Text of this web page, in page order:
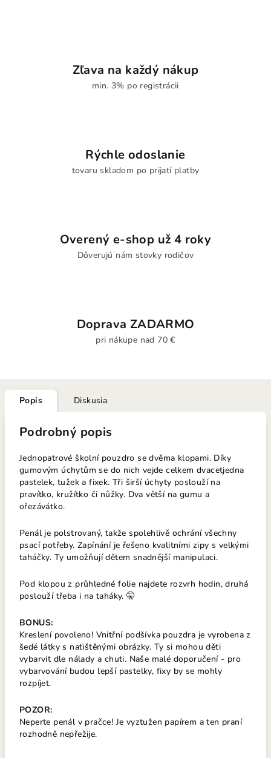
Zľava na každý nákup
min. 3% po registrácii
Rýchle odoslanie
tovaru skladom po prijatí platby
Overený e-shop už 4 roky
Dôverujú nám stovky rodičov
Doprava ZADARMO
pri nákupe nad 70 €
Popis Diskusia
Podrobný popis
Jednopatrové školní pouzdro se dvěma klopami. Díky
gumovým úchytům se do nich vejde celkem dvacetjedna
pastelek, tužek a fixek. Tři širší úchyty poslouží na
pravítko, kružítko či nůžky. Dva větší na gumu a
ořezávátko.
Penál je polstrovaný, takže spolehlivě ochrání všechny
psací potřeby. Zapínání je řešeno kvalitními zipy s velkými
taháčky. Ty umožňují dětem snadnější manipulaci.
Pod klopou z průhledné folie najdete rozvrh hodin, druhá
poslouží třeba i na taháky. 🤫
BONUS:
Kreslení povoleno! Vnitřní podšívka pouzdra je vyrobena z
šedé látky s natištěnými obrázky. Ty si mohou děti
vybarvit dle nálady a chuti. Naše malé doporučení - pro
vybarvování budou lepší pastelky, fixy by se mohly
rozpíjet.
POZOR:
Neperte penál v pračce! Je vyztužen papírem a ten praní
rozhodně nepřežije.